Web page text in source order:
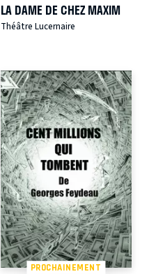
LA DAME DE CHEZ MAXIM
Théâtre Lucernaire
PROCHAINEMENT